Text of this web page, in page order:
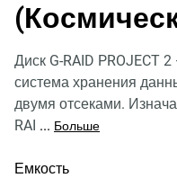
Диск G-RAID PROJECT
система хранения
двумя отсеками.
RAI ... Больше
Емкость